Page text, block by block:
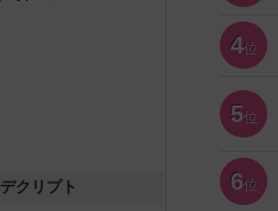
デクリプト
4位
5位
6位